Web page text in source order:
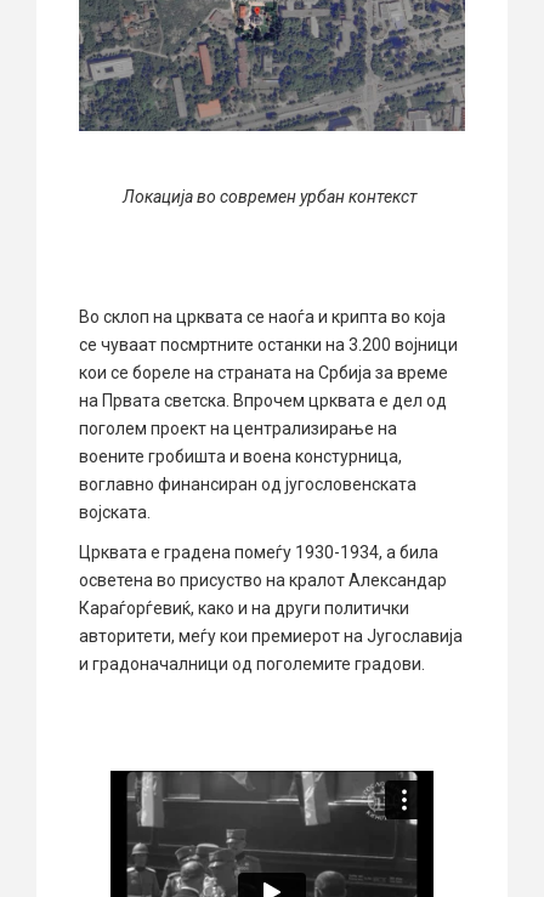
Локација во современ урбан контекст
Во склоп на црквата се наоѓа и крипта во која
се чуваат посмртните останки на 3.200 војници
кои се бореле на страната на Србија за време
на Првата светска. Впрочем црквата е дел од
поголем проект на централизирање на
воените гробишта и воена констурница,
воглавно финансиран од југословенската
војската.
Црквата е градена помеѓу 1930-1934, а била
осветена во присуство на кралот Александар
Караѓорѓевиќ, како и на други политички
авторитети, меѓу кои премиерот на Југославија
и градоначалници од поголемите градови.